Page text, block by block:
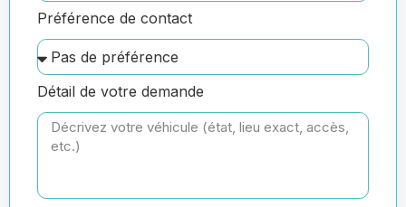
Préférence de contact
Détail de votre demande